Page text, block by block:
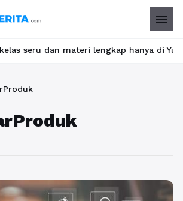
menu
dan materi lengkap hanya di